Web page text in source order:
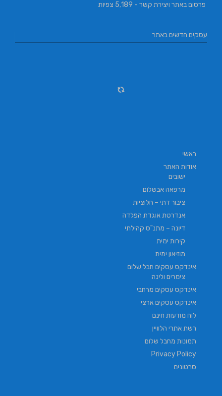
פרסום באתר ויצירת קשר - 5,189 צפיות
עסקים חדשים באתר
ראשי
אודות האתר
ישובים
מרפאה אבשלום
ציבור דתי – חלוציות
אנדרטת אוגדת הפלדה
דיונה – מתנ"ס קהילתי
קירות ימית
מוזיאון ימית
אינדקס עסקים חבל שלום
צימרים ולינה
אינדקס עסקים מרחבי
אינדקס עסקים ארצי
לוח מודעות חינם
רשת אתרי הלוויין
תמונות מחבל שלום
Privacy Policy
סרטונים